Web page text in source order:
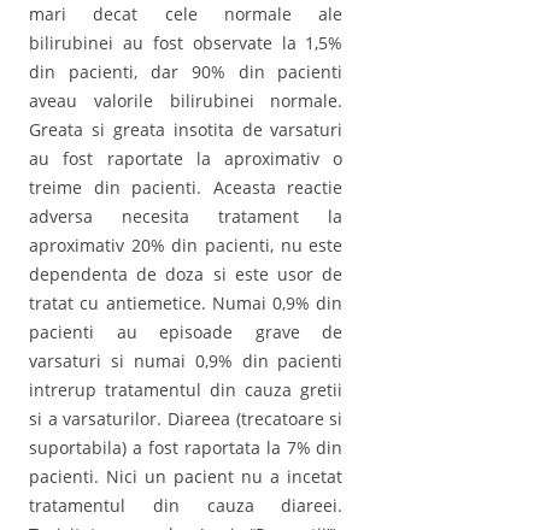
mari decat cele normale ale
bilirubinei au fost observate la 1,5%
din pacienti, dar 90% din pacienti
aveau valorile bilirubinei normale.
Greata si greata insotita de varsaturi
au fost raportate la aproximativ o
treime din pacienti. Aceasta reactie
adversa necesita tratament la
aproximativ 20% din pacienti, nu este
dependenta de doza si este usor de
tratat cu antiemetice. Numai 0,9% din
pacienti au episoade grave de
varsaturi si numai 0,9% din pacienti
intrerup tratamentul din cauza gretii
si a varsaturilor. Diareea (trecatoare si
suportabila) a fost raportata la 7% din
pacienti. Nici un pacient nu a incetat
tratamentul din cauza diareei.